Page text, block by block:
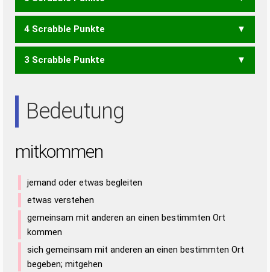
TIME
MET TIM NOTE OIEN
4 Scrabble Punkte
ION NOT OIE TON EINT
3 Scrabble Punkte
Bedeutung
mitkommen
jemand oder etwas begleiten
etwas verstehen
gemeinsam mit anderen an einen bestimmten Ort
kommen
sich gemeinsam mit anderen an einen bestimmten Ort
begeben; mitgehen